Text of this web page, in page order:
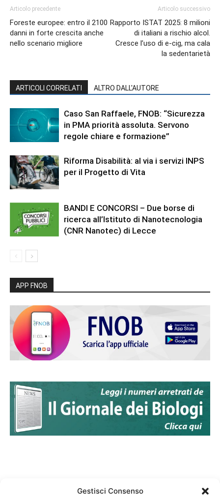
Gestisci Consenso
Articolo precedente
Foreste europee: entro il 2100
danni in forte crescita anche
nello scenario migliore
Articolo successivo
Rapporto ISTAT 2025: 8 milioni
di italiani a rischio alcol.
Cresce l’uso di e-cig, ma cala
la sedentarietà
ARTICOLI CORRELATI ALTRO DALL'AUTORE
Caso San Raffaele, FNOB: “Sicurezza
in PMA priorità assoluta. Servono
regole chiare e formazione”
Riforma Disabilità: al via i servizi INPS
per il Progetto di Vita
BANDI E CONCORSI – Due borse di
ricerca all’Istituto di Nanotecnologia
(CNR Nanotec) di Lecce
APP FNOB